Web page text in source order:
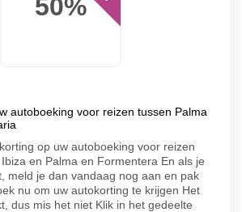
50%
autoboeking voor reizen tussen Palma
op uw autoboeking voor reizen
en Palma en Formentera En als je
meld je dan vandaag nog aan en pak
nu om uw autokorting te krijgen Het
dus mis het niet Klik in het gedeelte